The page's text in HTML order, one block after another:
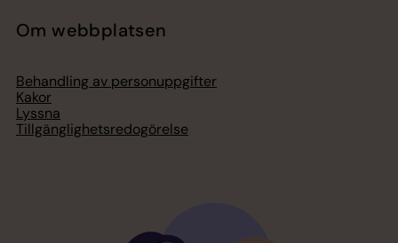
Om webbplatsen
Behandling av personuppgifter
Kakor
Lyssna
Tillgänglighetsredogörelse